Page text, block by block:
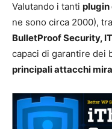
Valutando i tanti plugin
ne sono circa 2000),
BulletProof Security,
capaci di garantire dei
principali attacchi